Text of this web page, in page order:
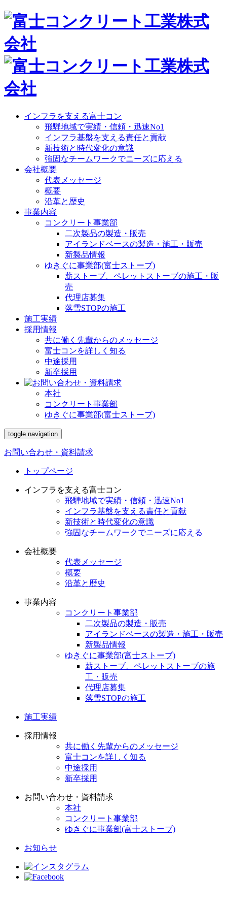
インフラを支える富士コン
飛騨地域で実績・信頼・迅速No1
インフラ基盤を支える責任と貢献
新技術と時代変化の意識
強固なチームワークでニーズに応える
会社概要
代表メッセージ
概要
沿革と歴史
事業内容
コンクリート事業部
二次製品の製造・販売
アイランドベースの製造・施工・販売
新製品情報
ゆきぐに事業部(富士ストーブ)
薪ストーブ、ペレットストーブの施工・販
売
代理店募集
落雪STOPの施工
施工実績
採用情報
共に働く先輩からのメッセージ
富士コンを詳しく知る
中途採用
新卒採用
本社
コンクリート事業部
ゆきぐに事業部(富士ストーブ)
toggle navigation
お問い合わせ・資料請求
トップページ
インフラを支える富士コン
飛騨地域で実績・信頼・迅速No1
インフラ基盤を支える責任と貢献
新技術と時代変化の意識
強固なチームワークでニーズに応える
会社概要
代表メッセージ
概要
沿革と歴史
事業内容
コンクリート事業部
二次製品の製造・販売
アイランドベースの製造・施工・販売
新製品情報
ゆきぐに事業部(富士ストーブ)
薪ストーブ、ペレットストーブの施
工・販売
代理店募集
落雪STOPの施工
施工実績
採用情報
共に働く先輩からのメッセージ
富士コンを詳しく知る
中途採用
新卒採用
お問い合わせ・資料請求
本社
コンクリート事業部
ゆきぐに事業部(富士ストーブ)
お知らせ